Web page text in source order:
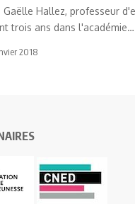
Hallez, professeur
trois ans dans l'académie…
2018